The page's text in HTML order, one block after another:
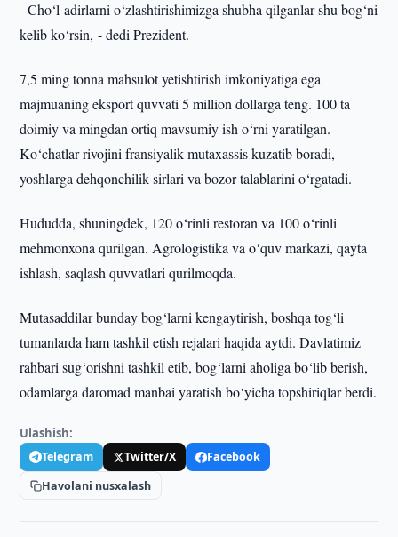
- Cho‘l-adirlarni o‘zlashtirishimizga shubha qilganlar shu bog‘ni
kelib ko‘rsin, - dedi Prezident.
7,5 ming tonna mahsulot yetishtirish imkoniyatiga ega
majmuaning eksport quvvati 5 million dollarga teng. 100 ta
doimiy va mingdan ortiq mavsumiy ish o‘rni yaratilgan.
Ko‘chatlar rivojini fransiyalik mutaxassis kuzatib boradi,
yoshlarga dehqonchilik sirlari va bozor talablarini o‘rgatadi.
Hududda, shuningdek, 120 o‘rinli restoran va 100 o‘rinli
mehmonxona qurilgan. Agrologistika va o‘quv markazi, qayta
ishlash, saqlash quvvatlari qurilmoqda.
Mutasaddilar bunday bog‘larni kengaytirish, boshqa tog‘li
tumanlarda ham tashkil etish rejalari haqida aytdi. Davlatimiz
rahbari sug‘orishni tashkil etib, bog‘larni aholiga bo‘lib berish,
odamlarga daromad manbai yaratish bo‘yicha topshiriqlar berdi.
Ulashish:
Telegram Twitter/X
Facebook
Havolani nusxalash